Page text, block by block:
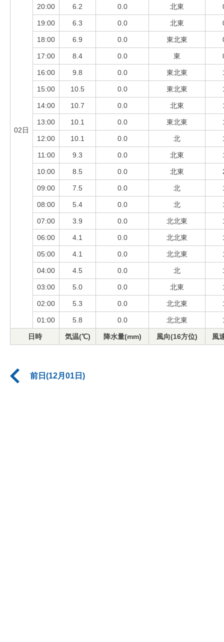
02日
20:00 6.2 0.0 北東
19:00 6.3 0.0 北東
18:00 6.9 0.0 東北東
17:00 8.4 0.0 東
16:00 9.8 0.0 東北東
15:00 10.5 0.0 東北東
14:00 10.7 0.0 北東
13:00 10.1 0.0 東北東
12:00 10.1 0.0 北
11:00 9.3 0.0 北東
10:00 8.5 0.0 北東
09:00 7.5 0.0 北
08:00 5.4 0.0 北
07:00 3.9 0.0 北北東
06:00 4.1 0.0 北北東
05:00 4.1 0.0 北北東
04:00 4.5 0.0 北
03:00 5.0 0.0 北東
02:00 5.3 0.0 北北東
01:00 5.8 0.0 北北東
日時 気温(℃) 降水量(mm) 風向(16方位) 風
前日(12月01日)